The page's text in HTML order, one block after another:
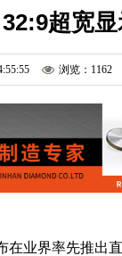
超宽
浏览：1162
在业界率先推出